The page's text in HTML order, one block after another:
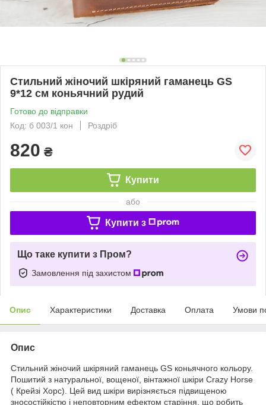
Стильний жіночий шкіряний гаманець GS
9*12 см коньячний рудий
Готово до відправки
Код: б 003/1 кон
Роздріб
820 ₴
Купити
або
Купити з
Що таке купити з Пром?
Замовлення під захистом
Опис Характеристики Доставка Оплата Умови
Опис
Стильний жіночий шкіряний гаманець GS коньячного кольору.
Пошитий з натуральної, вощеної, вінтажної шкіри Crazy Horse
( Крейзі Хорс). Цей вид шкіри вирізняється підвищеною
зносостійкістю і неповторним ефектом старіння, що робить